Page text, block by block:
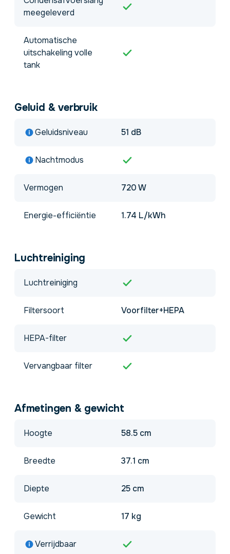
meegeleverd
Automatische
uitschakeling volle
tank
Geluid & verbruik
Geluidsniveau 51 dB
Nachtmodus
Vermogen 720 W
Energie-efficiëntie 1.74 L/kWh
Luchtreiniging
Luchtreiniging
Filtersoort Voorfilter+HEPA
HEPA-filter
Vervangbaar filter
Afmetingen & gewicht
Hoogte 58.5 cm
Breedte 37.1 cm
Diepte 25 cm
Gewicht 17 kg
Verrijdbaar